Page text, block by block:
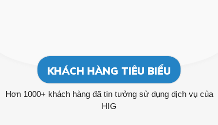
KHÁCH HÀNG TIÊU BIỂU
Hơn 1000+ khách hàng đã tin tưởng sử dụng dịch vụ của
HIG